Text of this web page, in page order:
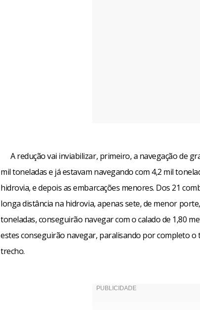
A redução vai inviabilizar, primeiro, a navegação de
mil toneladas e já estavam navegando com 4,2 mil
hidrovia, e depois as embarcações menores. Dos 21
longa distância na hidrovia, apenas sete, de menor
toneladas, conseguirão navegar com o calado de 1,80
estes conseguirão navegar, paralisando por completo
trecho.